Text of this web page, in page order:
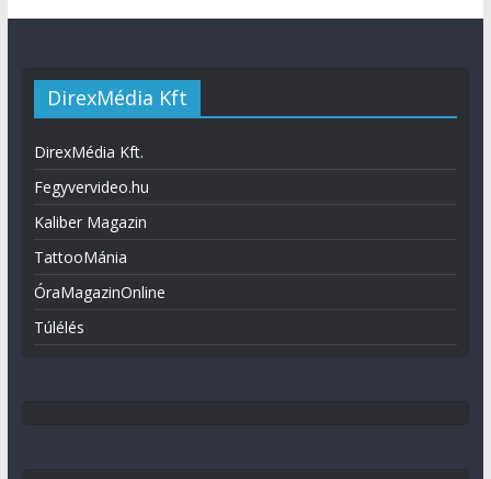
DirexMédia Kft
DirexMédia Kft.
Fegyvervideo.hu
Kaliber Magazin
TattooMánia
ÓraMagazinOnline
Túlélés